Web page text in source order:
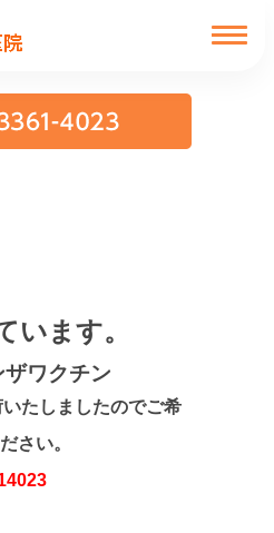
います。
ザワクチン
たしましたのでご希
さい。